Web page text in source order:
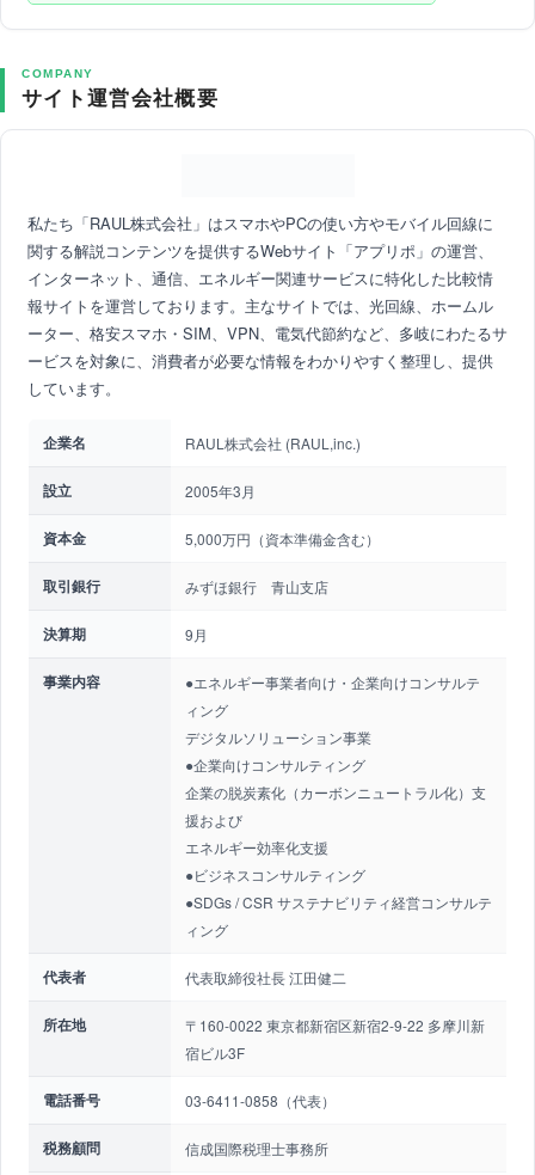
COMPANY
サイト運営会社概要
私たち「RAUL株式会社」はスマホやPCの使い方やモバイル回線に
関する解説コンテンツを提供するWebサイト「アプリポ」の運営、
インターネット、通信、エネルギー関連サービスに特化した比較情
報サイトを運営しております。主なサイトでは、光回線、ホームル
ーター、格安スマホ・SIM、VPN、電気代節約など、多岐にわたるサ
ービスを対象に、消費者が必要な情報をわかりやすく整理し、提供
しています。
企業名 RAUL株式会社 (RAUL,inc.)
設立 2005年3月
資本金 5,000万円（資本準備金含む）
取引銀行 みずほ銀行 青山支店
決算期 9月
事業内容
●エネルギー事業者向け・企業向けコンサルテ
ィング
デジタルソリューション事業
●企業向けコンサルティング
企業の脱炭素化（カーボンニュートラル化）支
援および
エネルギー効率化支援
●ビジネスコンサルティング
●SDGs / CSR サステナビリティ経営コンサルテ
ィング
代表者 代表取締役社長 江田健二
所在地
〒160-0022 東京都新宿区新宿2-9-22 多摩川新
宿ビル3F
電話番号 03-6411-0858（代表）
税務顧問 信成国際税理士事務所